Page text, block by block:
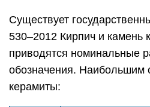
Существует
530–2012 Кирпич и камень
приводятся номинальные
обозначения. Наибольшим
керамиты: